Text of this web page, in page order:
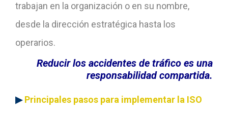
trabajan en la organización o en su nombre,
desde la dirección estratégica hasta los
operarios.
Reducir los accidentes de tráfico es una
responsabilidad compartida.
▶Principales pasos para implementar la ISO